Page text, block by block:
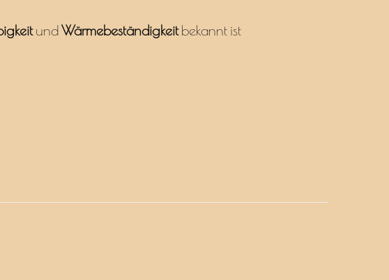
und Wärmebeständigkeitbekannt ist